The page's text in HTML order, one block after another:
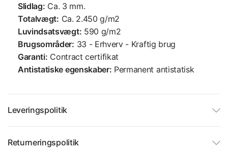
Slidlag: Ca. 3 mm.
Totalvægt: Ca. 2.450 g/m2
Luvindsatsvægt: 590 g/m2
Brugsområder: 33 - Erhverv - Kraftig brug
Garanti: Contract certifikat
Antistatiske egenskaber: Permanent antistatisk
Leveringspolitik
Returneringspolitik